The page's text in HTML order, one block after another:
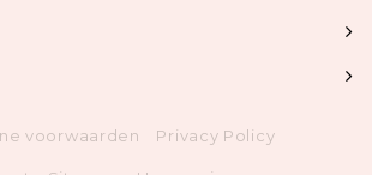
voorwaarden Privacy Policy